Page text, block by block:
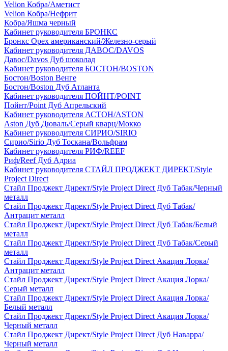
Velion Кобра/Аметист
Velion Кобра/Нефрит
Кобра/Яшма черный
Кабинет руководителя БРОНКС
Бронкс Орех американский/Железно-серый
Кабинет руководителя ДАВОС/DAVOS
Давос/Davos Дуб шоколад
Кабинет руководителя БОСТОН/BOSTON
Бостон/Boston Венге
Бостон/Boston Дуб Атланта
Кабинет руководителя ПОЙНТ/POINT
Пойнт/Point Дуб Апрельский
Кабинет руководителя АСТОН/ASTON
Aston Дуб Дюваль/Серый кварц/Мокко
Кабинет руководителя СИРИО/SIRIO
Сирио/Sirio Дуб Тоскана/Вольфрам
Кабинет руководителя РИФ/REEF
Риф/Reef Дуб Адриа
Кабинет руководителя СТАЙЛ ПРОДЖЕКТ ДИРЕКТ/Style
Project Direct
Стайл Проджект Директ/Style Project Direct Дуб Табак/Черный
металл
Стайл Проджект Директ/Style Project Direct Дуб Табак/
Антрацит металл
Стайл Проджект Директ/Style Project Direct Дуб Табак/Белый
металл
Стайл Проджект Директ/Style Project Direct Дуб Табак/Серый
металл
Стайл Проджект Директ/Style Project Direct Акация Лорка/
Антрацит металл
Стайл Проджект Директ/Style Project Direct Акация Лорка/
Серый металл
Стайл Проджект Директ/Style Project Direct Акация Лорка/
Белый металл
Стайл Проджект Директ/Style Project Direct Акация Лорка/
Черный металл
Стайл Проджект Директ/Style Project Direct Дуб Наварра/
Черный металл